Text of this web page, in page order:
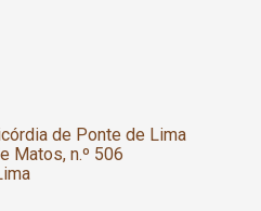
de Ponte de Lima
Matos, n.º 506